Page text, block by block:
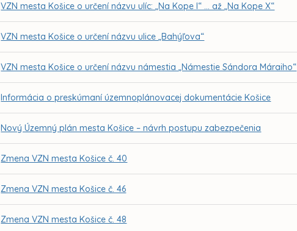
VZN mesta Košice o určení názvu ulíc: „Na Kope I“ ... až „Na Kope X“
VZN mesta Košice o určení názvu ulice „Bahýľova“
VZN mesta Košice o určení názvu námestia „Námestie Sándora Máraiho“
Informácia o preskúmaní územnoplánovacej dokumentácie Košice
Nový Územný plán mesta Košice – návrh postupu zabezpečenia
Zmena VZN mesta Košice č. 40
Zmena VZN mesta Košice č. 46
Zmena VZN mesta Košice č. 48